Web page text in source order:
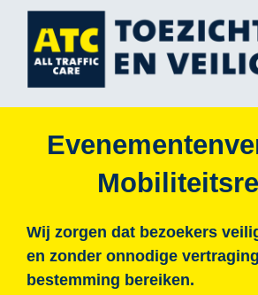
inhoud
Wij zorgen dat bezoekers
en zonder onnodige
bestemming bereiken.